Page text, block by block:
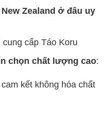
Zealand ở đâu uy
cung cấp Táo Koru
chọn chất lượng cao:
kết không hóa chất